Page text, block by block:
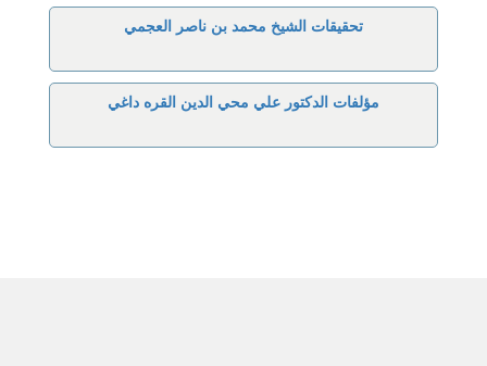
تحقيقات الشيخ محمد بن ناصر العجمي
مؤلفات الدكتور علي محي الدين القره داغي